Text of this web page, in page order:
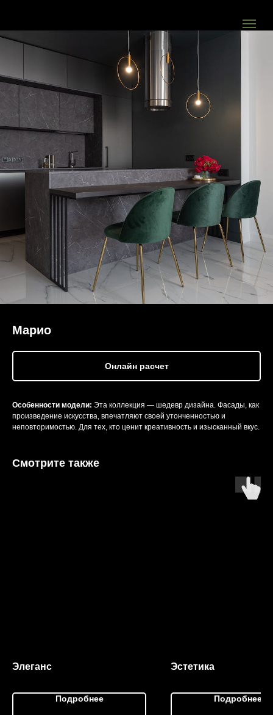
Марио
Онлайн расчет
Особенности модели: Эта коллекция — шедевр дизайна. Фасады, как
произведение искусства, впечатляют своей утонченностью и
неповторимостью. Для тех, кто ценит креативность и изысканный вкус.
Смотрите также
Элеганс
Подробнее
Эстетика
Подробнее